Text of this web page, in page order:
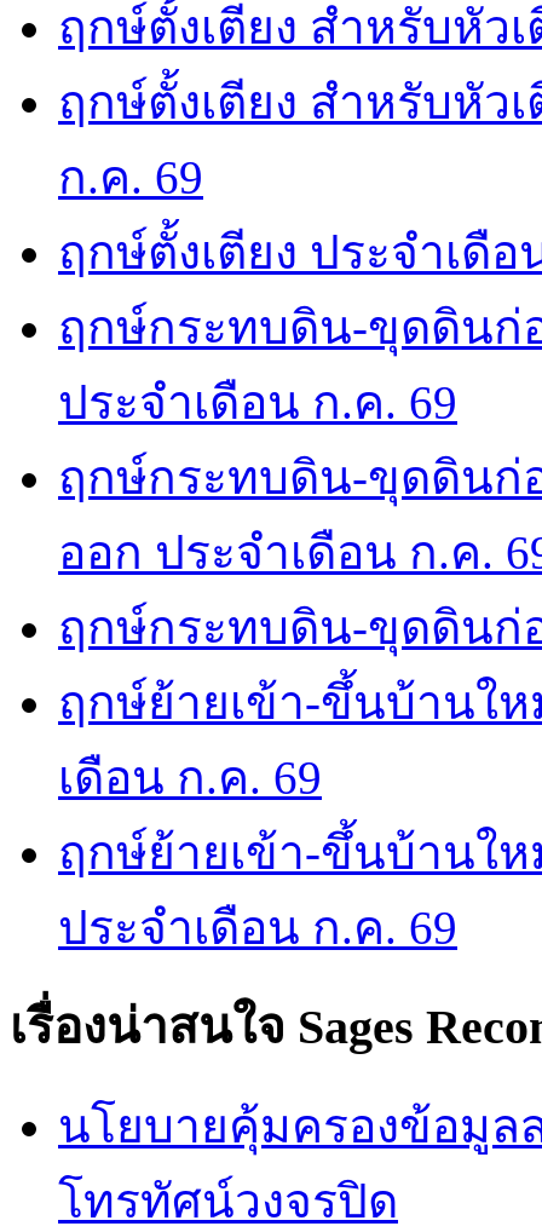
ฤกษ์ตั้งเตียง สำหรับหัว
ฤกษ์ตั้งเตียง สำหรับหัว
ก.ค. 69
ฤกษ์ตั้งเตียง ประจำเดือ
ฤกษ์กระทบดิน-ขุดดินก่
ประจำเดือน ก.ค. 69
ฤกษ์กระทบดิน-ขุดดินก่
ออก ประจำเดือน ก.ค.
ฤกษ์กระทบดิน-ขุดดินก่
ฤกษ์ย้ายเข้า-ขึ้นบ้านใ
เดือน ก.ค. 69
ฤกษ์ย้ายเข้า-ขึ้นบ้านใ
ประจำเดือน ก.ค. 69
เรื่องน่าสนใจ Sages
นโยบายคุ้มครองข้อมูล
โทรทัศน์วงจรปิด